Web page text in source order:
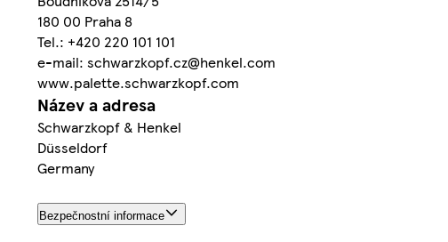
180 00 Praha 8
Tel.: +420 220 101 101
e-mail: schwarzkopf.cz@henkel.com
www.palette.schwarzkopf.com
Název a adresa
Schwarzkopf & Henkel
Düsseldorf
Germany
Bezpečnostní informace